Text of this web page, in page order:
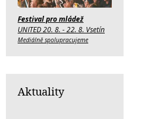
Festival pro mládež
UNITED 20. 8. - 22. 8. Vsetín
Mediálně spolupracujeme
Aktuality